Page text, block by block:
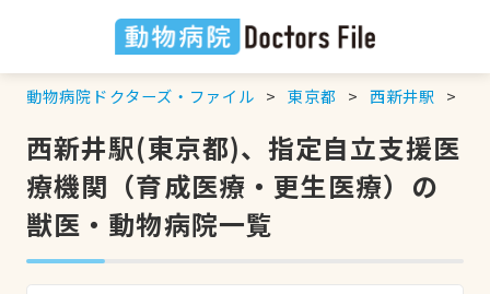
動物病院ドクターズ・ファイル 東京都 西新井駅
西新井駅(東京都)、指定自立支援医
療機関（育成医療・更生医療）の
獣医・動物病院一覧